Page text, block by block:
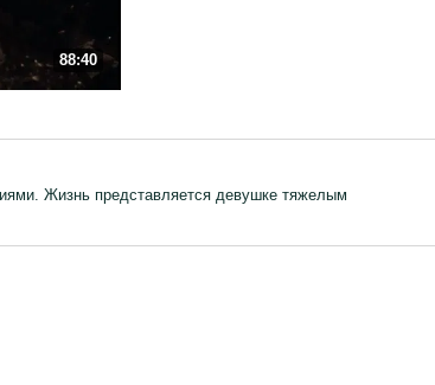
88:40
Жизнь представляется девушке тяжелым